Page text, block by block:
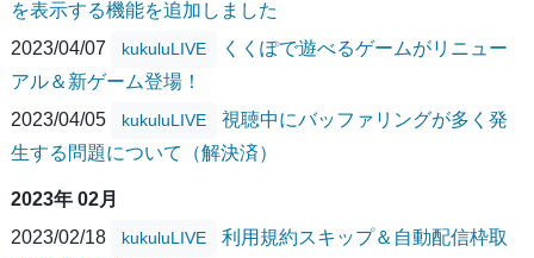
を表示する機能を追加しました
2023/04/07
kukuluLIVE
くくぽで遊べるゲームがリニュー
アル＆新ゲーム登場！
2023/04/05
kukuluLIVE
視聴中にバッファリングが多く発
生する問題について（解決済）
2023年 02月
2023/02/18
kukuluLIVE
利用規約スキップ＆自動配信枠取